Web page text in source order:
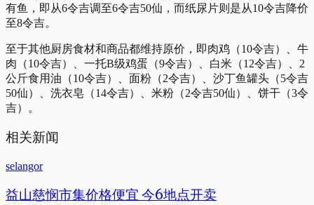
有鱼，即从6令吉调至6令吉50仙，而纸尿片则是从10令吉降价
至8令吉。
至于其他厨房食材和商品都维持原价，即肉鸡（10令吉）、牛
肉（10令吉）、一托B级鸡蛋（9令吉）、白米（12令吉）、2
公斤食用油（10令吉）、面粉（2令吉）、沙丁鱼罐头（5令吉
50仙）、洗衣皂（14令吉）、米粉（2令吉50仙）、饼干（3令
吉）。
相关新闻
selangor
益山慈悯市集价格便宜 今6地点开卖